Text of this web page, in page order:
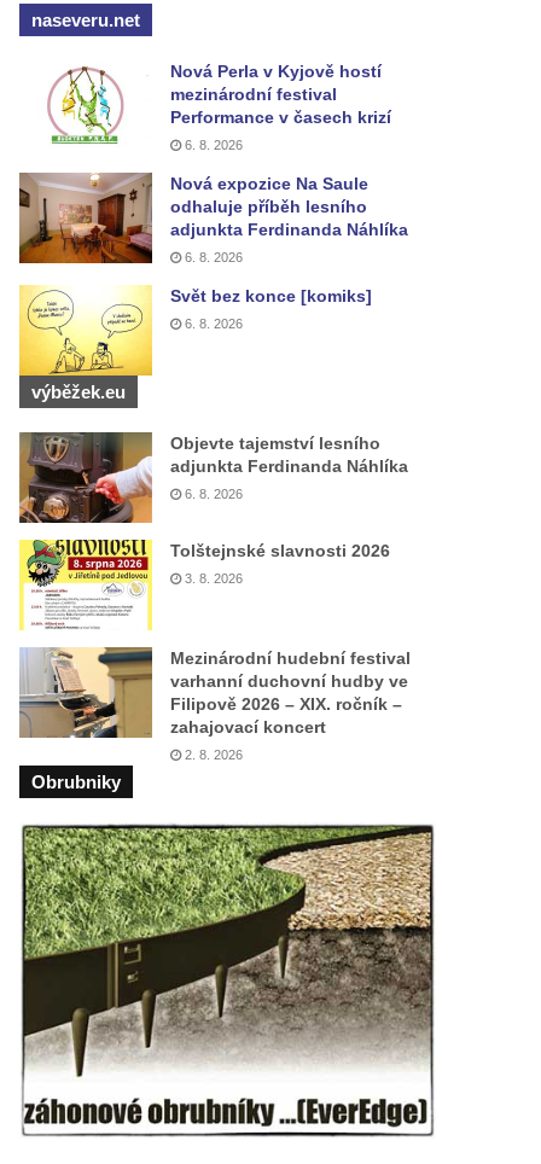
naseveru.net
Nová Perla v Kyjově hostí
mezinárodní festival
Performance v časech krizí
6. 8. 2026
Nová expozice Na Saule
odhaluje příběh lesního
adjunkta Ferdinanda Náhlíka
6. 8. 2026
Svět bez konce [komiks]
6. 8. 2026
výběžek.eu
Objevte tajemství lesního
adjunkta Ferdinanda Náhlíka
6. 8. 2026
Tolštejnské slavnosti 2026
3. 8. 2026
Mezinárodní hudební festival
varhanní duchovní hudby ve
Filipově 2026 – XIX. ročník –
zahajovací koncert
2. 8. 2026
Obrubniky